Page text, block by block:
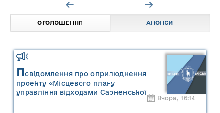
ОГОЛОШЕННЯ АНОНСИ
Повідомлення про оприлюднення
проекту «Місцевого плану
управління відходами Сарненської
міської територіальної громади» та
Вчора, 16:14